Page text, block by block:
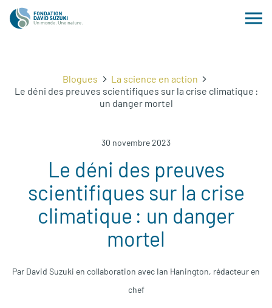
Blogues
La science en action
Le déni des preuves scientifiques sur la crise climatique :
un danger mortel
30 novembre 2023
Le déni des preuves
scientifiques sur la crise
climatique : un danger
mortel
Par David Suzuki en collaboration avec Ian Hanington, rédacteur en
chef